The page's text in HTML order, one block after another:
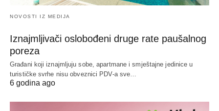
NOVOSTI IZ MEDIJA
Iznajmljivači oslobođeni druge rate paušalnog
poreza
Građani koji iznajmljuju sobe, apartmane i smještajne jedinice u
turističke svrhe nisu obveznici PDV-a sve…
6 godina ago